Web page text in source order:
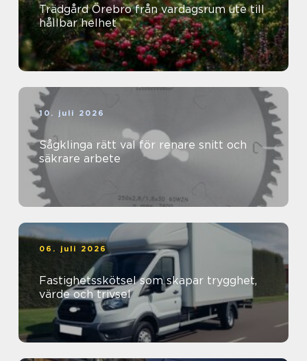
Trädgård Örebro från vardagsrum ute till
hållbar helhet
10. juli 2026
Sågklinga rätt val för renare snitt och
säkrare arbete
06. juli 2026
Fastighetsskötsel som skapar trygghet,
värde och trivsel